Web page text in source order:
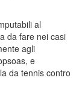
al
da fare nei casi
agli
e
da tennis contro